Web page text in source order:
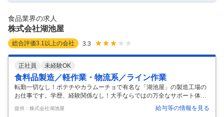
食品業界の求人
株式会社湖池屋
総合評価3.1 以上の会社 3.3
正社員 未経験OK
食料品製造／軽作業・物流系／ライン作業
転勤一切なし！ポテチやカラムーチョで有名な「湖池屋」の製造工場の
お仕事です。学歴、経験関係なし！大手ならではの万全なサポート体制
があるから未経験でも問題ありません◎ 【職種】 工場 株式会社湖池屋
関東工場 [正]食品・飲料系製造、軽作業・物流その他、ライン作業 【歓
提供：株式会社湖池屋 給与等の情報を見る